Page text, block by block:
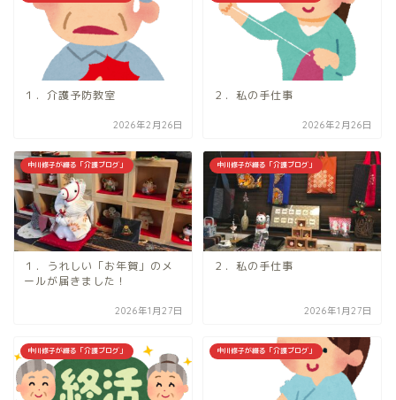
１．介護予防教室
2026年2月26日
２．私の手仕事
2026年2月26日
中川修子が綴る「介護ブログ」
１．うれしい「お年賀」のメ
ールが届きました！
2026年1月27日
中川修子が綴る「介護ブログ」
２．私の手仕事
2026年1月27日
中川修子が綴る「介護ブログ」 中川修子が綴る「介護ブログ」